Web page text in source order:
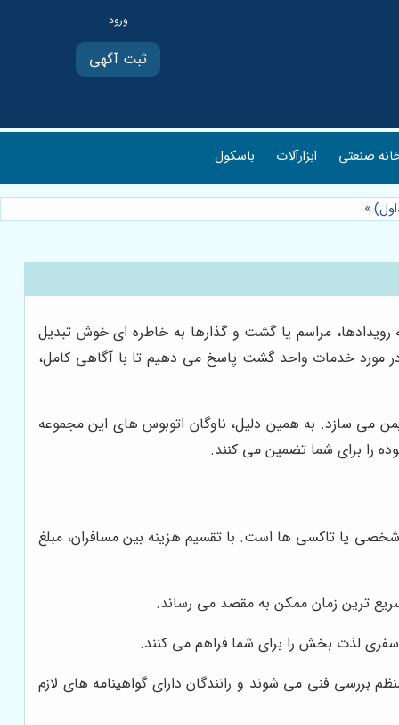
ثبت آگهی
صنعتی ابزارآلات باسکول
»
مراسم یا گشت و گذارها به خاطره ای خوش تبدیل
در مورد خدمات واحد گشت پاسخ می دهیم تا با آگاهی کامل،
می سازد. به همین دلیل، ناوگان اتوبوس های این مجموعه
را برای شما تضمین می کنند.
شخصی یا تاکسی ها است. با تقسیم هزینه بین مسافران، مبلغ
سریع ترین زمان ممکن به مقصد می رساند.
لذت بخش را برای شما فراهم می کنند.
بررسی فنی می شوند و رانندگان دارای گواهینامه های لازم